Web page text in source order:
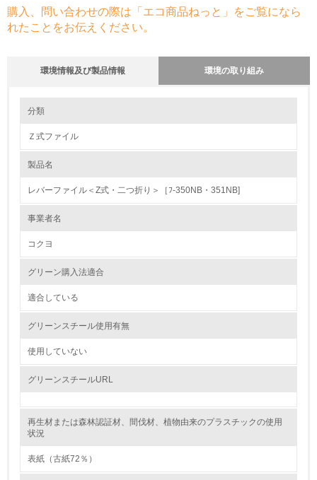
購入、問い合わせの際は「エコ商品ねっと」をご覧になら
れたことをお伝えください。
環境情報及び製品情報 環境の取り組み
1.環境取り組み体制
レベル2
分類
Ｚ式ファイル
製品名
レバーファイル＜Z式・二つ折り＞［ﾌ-350NB・351NB]
事業者名
コクヨ
グリーン購入法適合
適合している
グリーンスチール使用有無
使用していない
グリーンスチールURL
再生材または森林認証材、間伐材、植物由来のプラスチックの使用
状況
表紙（古紙72％）